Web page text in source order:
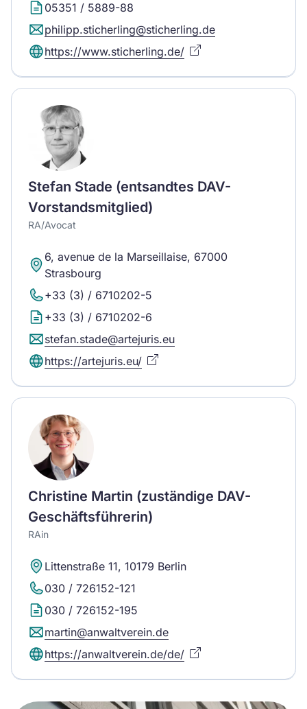
05351 / 5889-88
philipp.sticherling@sticherling.de
https://www.sticherling.de/
Stefan Stade (entsandtes DAV-
Vorstandsmitglied)
RA/Avocat
6, avenue de la Marseillaise, 67000
Strasbourg
+33 (3) / 6710202-5
+33 (3) / 6710202-6
stefan.stade@artejuris.eu
https://artejuris.eu/
Christine Martin (zuständige DAV-
Geschäftsführerin)
RAin
Littenstraße 11, 10179 Berlin
030 / 726152-121
030 / 726152-195
martin@anwaltverein.de
https://anwaltverein.de/de/